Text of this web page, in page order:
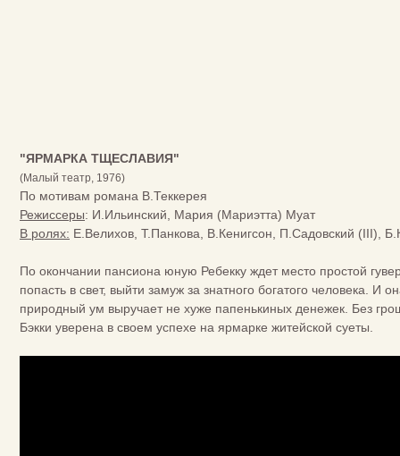
"ЯРМАРКА ТЩЕСЛАВИЯ"
(Малый театр, 1976)
По мотивам романа В.Теккерея
Режиссеры: И.Ильинский, Мария (Мариэтта) Муат
В ролях: Е.Велихов, Т.Панкова, В.Кенигсон, П.Садовский (III),
По окончании пансиона юную Ребекку ждет место простой
попасть в свет, выйти замуж за знатного богатого человека. И
природный ум выручает не хуже папенькиных денежек. Без
Бэкки уверена в своем успехе на ярмарке житейской суеты.